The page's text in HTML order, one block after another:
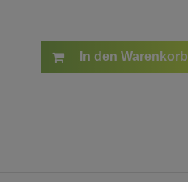
In den Warenkorb